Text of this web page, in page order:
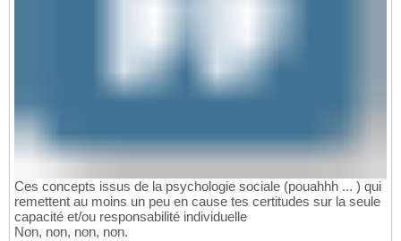
Ces concepts issus de la psychologie sociale (pouahhh ... ) qui
remettent au moins un peu en cause tes certitudes sur la seule
capacité et/ou responsabilité individuelle
Non, non, non, non.